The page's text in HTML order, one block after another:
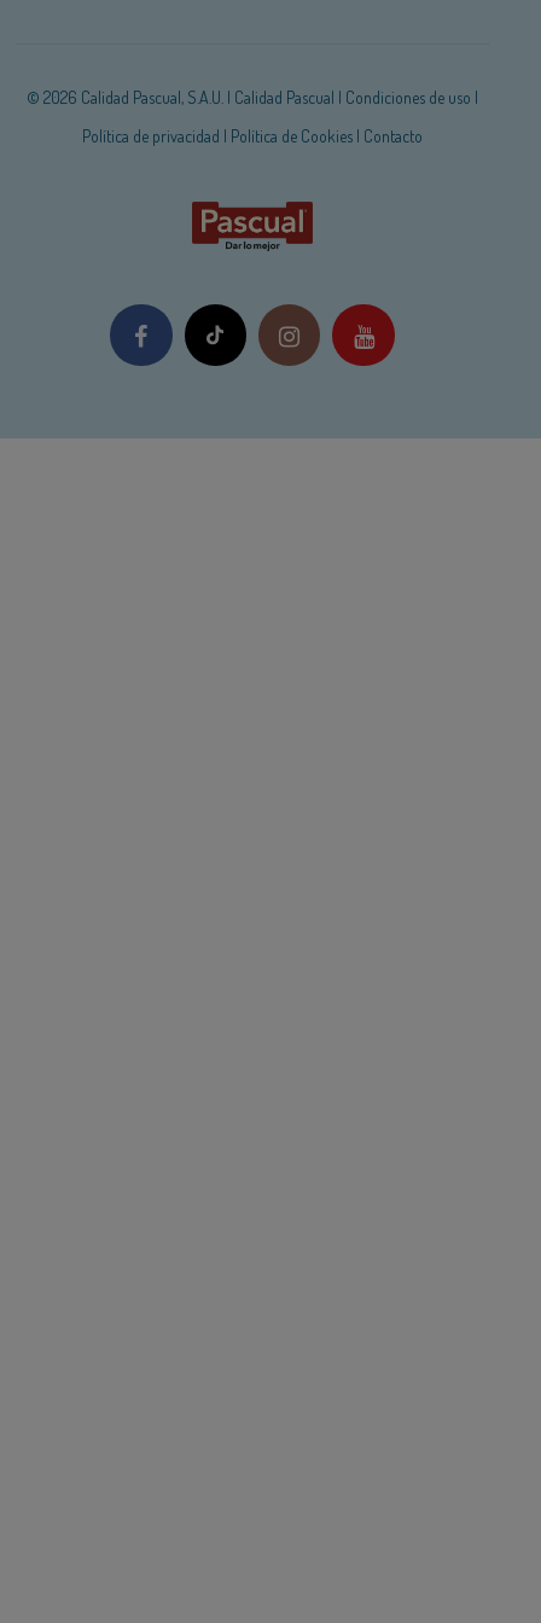
© 2026 Calidad Pascual, S.A.U. | Calidad Pascual | Condiciones de uso |
Política de privacidad | Política de Cookies | Contacto